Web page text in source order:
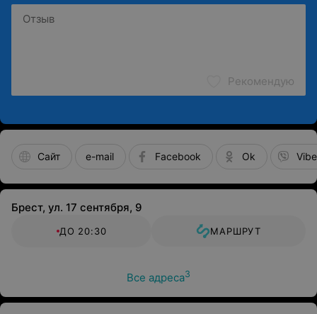
Рекомендую
Сайт e-mail Facebook Ok
Брест, ул. 17 сентября, 9
ДО 20:30 МАРШРУТ
Все адреса3